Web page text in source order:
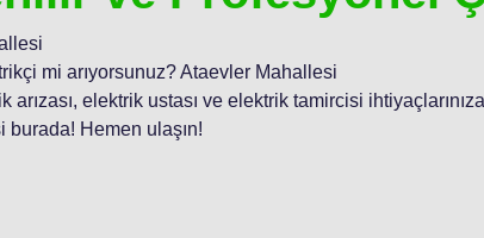
mi arıyorsunuz? Ataevler Mahallesi
arızası, elektrik ustası ve elektrik tamircisi
burada! Hemen ulaşın!